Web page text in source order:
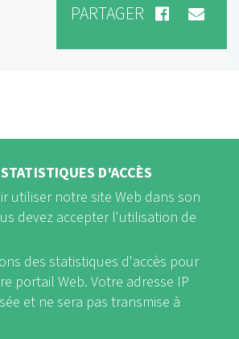
PARTAGER
Youtube Instagram
D'ACCÈS
utiliser notre site Web dans son
devez accepter l'utilisation de
des statistiques d'accès pour
portail Web. Votre adresse IP
et ne sera pas transmise à